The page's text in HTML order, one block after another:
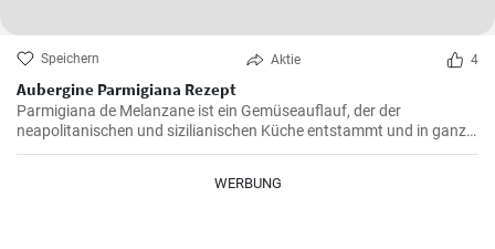
Speichern Aktie 4
Aubergine Parmigiana Rezept
Parmigiana de Melanzane ist ein Gemüseauflauf, der der
neapolitanischen und sizilianischen Küche entstammt und in ganz
Süditalien verbreitet ist. Melanzane - deutsch sind Auberginen
WERBUNG